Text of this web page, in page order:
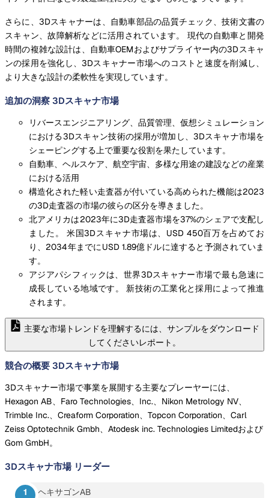
さらに、3Dスキャナーは、自動車部品の品質チェック、技術文書の
スキャン、故障解析などに活用されています。 現代の自動車と開発
時間の複雑な設計は、自動車OEMおよびサプライヤー内の3Dスキャ
ンの採用を強化し、3Dスキャナー市場へのコストと速度を削減し、
より大きな設計の柔軟性を実現しています。
追加の洞察 3Dスキャナ市場
リバースエンジニアリング、品質管理、仮想シミュレーション
における3Dスキャン技術の採用が増加し、3Dスキャナ市場を
シェーピングする上で重要な役割を果たしています。
自動車、ヘルスケア、航空宇宙、多様な用途の建設などの産業
における活用
構造化された軽い走査器が付いている高められた機能は2023
の3D走査器の市場の彼らの区分を導きました。
北アメリカは2023年に3D走査器市場を37%のシェアで支配し
ました。 米国3Dスキャナ市場は、USD 450百万を占めてお
り、2034年までにUSD 1.89億ドルに達すると予測されていま
す。
アジアパシフィックは、世界3Dスキャナー市場で最も急速に
成長している地域です。 新技術の工業化と採用によって推進
されます。
主要な市場トレンドを理解するには、サンプルをダウンロード
してくださいレポート。
競合の概要 3Dスキャナ市場
3Dスキャナー市場で事業を展開する主要なプレーヤーには、
Hexagon AB、Faro Technologies、Inc.、Nikon Metrology NV、
Trimble Inc.、Creaform Corporation、Topcon Corporation、Carl
Zeiss Optotechnik Gmbh、Atodesk inc. Technologies Limitedおよび
Gom GmbH。
3Dスキャナ市場 リーダー
ヘキサゴンAB